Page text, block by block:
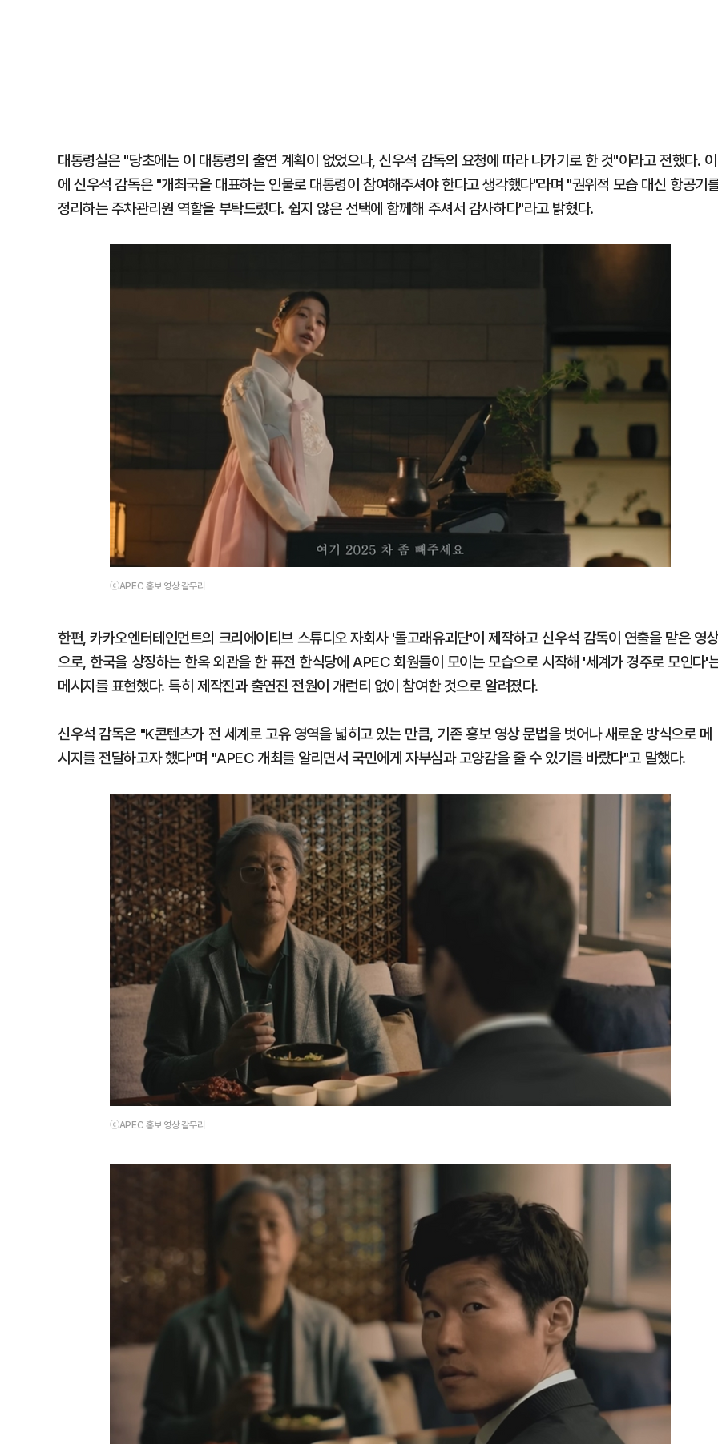
대통령실은 "당초에는 이 대통령의 출연 계획이 없었으나, 신우석 감독의 요청에 따라 나가기로 한 것"이라고 전했다. 이
에 신우석 감독은 "개최국을 대표하는 인물로 대통령이 참여해주셔야 한다고 생각했다"라며 "권위적 모습 대신 항공기
정리하는 주차관리원 역할을 부탁드렸다. 쉽지 않은 선택에 함께해 주셔서 감사하다"라고 밝혔다.
ⓒAPEC 홍보 영상 갈무리
한편, 카카오엔터테인먼트의 크리에이티브 스튜디오 자회사 '돌고래유괴단'이 제작하고 신우석 감독이 연출을 맡은 영상
으로, 한국을 상징하는 한옥 외관을 한 퓨전 한식당에 APEC 회원들이 모이는 모습으로 시작해 '세계가 경주로 모인다'
메시지를 표현했다. 특히 제작진과 출연진 전원이 개런티 없이 참여한 것으로 알려졌다.
신우석 감독은 "K콘텐츠가 전 세계로 고유 영역을 넓히고 있는 만큼, 기존 홍보 영상 문법을 벗어나 새로운 방식으로 메
시지를 전달하고자 했다"며 "APEC 개최를 알리면서 국민에게 자부심과 고양감을 줄 수 있기를 바랐다"고 말했다.
ⓒAPEC 홍보 영상 갈무리